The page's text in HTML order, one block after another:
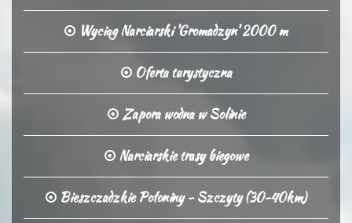
Wyciąg Narciarski 'Gromadzyn' 2000 m
Oferta turystyczna
Zapora wodna w Solinie
Narciarskie trasy biegowe
Bieszczadzkie Połoniny - Szczyty (30-40km)